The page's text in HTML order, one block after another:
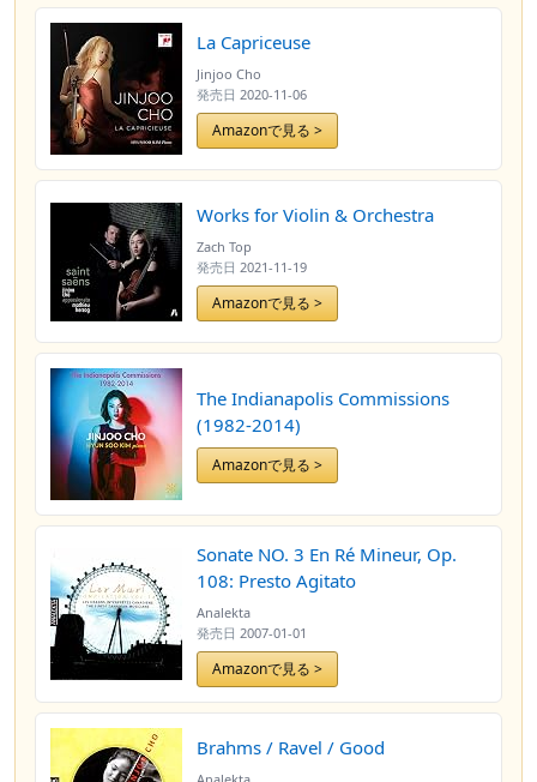
La Capriceuse
Jinjoo Cho
発売日 2020-11-06
Amazonで見る >
Works for Violin & Orchestra
Zach Top
発売日 2021-11-19
Amazonで見る >
The Indianapolis Commissions
(1982-2014)
Amazonで見る >
Sonate NO. 3 En Ré Mineur, Op.
108: Presto Agitato
Analekta
発売日 2007-01-01
Amazonで見る >
Brahms / Ravel / Good